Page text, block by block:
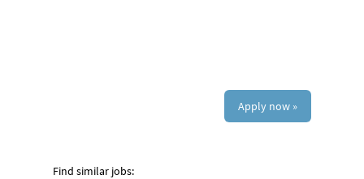
Apply now »
Find similar jobs: